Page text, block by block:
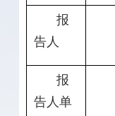
报
告人
报
告人单